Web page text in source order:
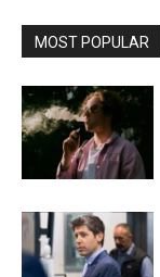
MOST POPULAR